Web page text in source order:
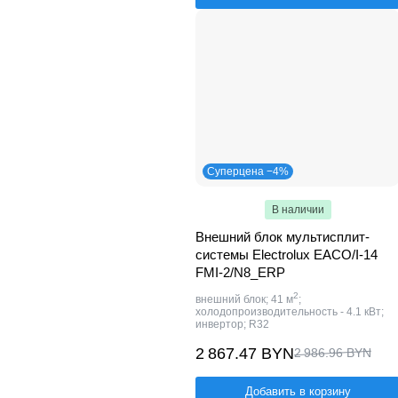
Суперцена −4%
В наличии
Внешний блок мультисплит-
системы Electrolux EACO/I-14
FMI-2/N8_ERP
внешний блок; 41 м2;
холодопроизводительность - 4.1 кВт;
инвертор; R32
2 867.47 BYN2 986.96 BYN
Добавить в корзину